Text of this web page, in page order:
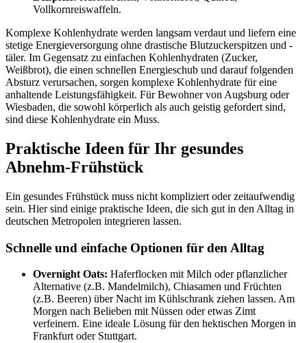
Vollkornreiswaffeln.
Komplexe Kohlenhydrate werden langsam verdaut und liefern eine
stetige Energieversorgung ohne drastische Blutzuckerspitzen und -
täler. Im Gegensatz zu einfachen Kohlenhydraten (Zucker,
Weißbrot), die einen schnellen Energieschub und darauf folgenden
Absturz verursachen, sorgen komplexe Kohlenhydrate für eine
anhaltende Leistungsfähigkeit. Für Bewohner von Augsburg oder
Wiesbaden, die sowohl körperlich als auch geistig gefordert sind,
sind diese Kohlenhydrate ein Muss.
Praktische Ideen für Ihr gesundes
Abnehm-Frühstück
Ein gesundes Frühstück muss nicht kompliziert oder zeitaufwendig
sein. Hier sind einige praktische Ideen, die sich gut in den Alltag in
deutschen Metropolen integrieren lassen.
Schnelle und einfache Optionen für den Alltag
Overnight Oats: Haferflocken mit Milch oder pflanzlicher
Alternative (z.B. Mandelmilch), Chiasamen und Früchten
(z.B. Beeren) über Nacht im Kühlschrank ziehen lassen. Am
Morgen nach Belieben mit Nüssen oder etwas Zimt
verfeinern. Eine ideale Lösung für den hektischen Morgen in
Frankfurt oder Stuttgart.